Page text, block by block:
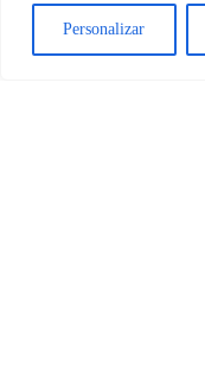
Personalizar